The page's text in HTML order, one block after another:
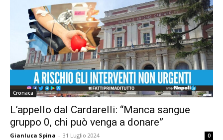
Cronaca
L’appello dal Cardarelli: “Manca sangue
gruppo 0, chi può venga a donare”
Gianluca Spina - 31 Luglio 2024 0